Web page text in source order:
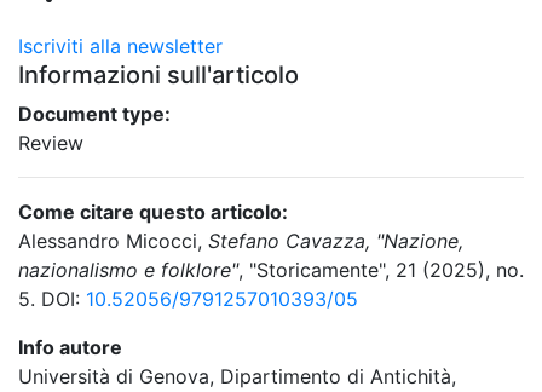
Iscriviti alla newsletter
Informazioni sull'articolo
Document type:
Review
Come citare questo articolo:
Alessandro Micocci, Stefano Cavazza, "Nazione,
nazionalismo e folklore", "Storicamente", 21 (2025), no.
5. DOI: 10.52056/9791257010393/05
Info autore
Università di Genova, Dipartimento di Antichità,